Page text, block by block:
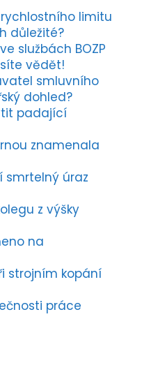
limitu
důležité?
službách BOZP
vědět!
smluvního
dohled?
padající
znamenala
smrtelný úraz
z výšky
na
strojním kopání
práce